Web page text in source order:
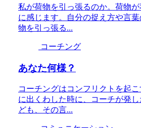
私が荷物を引っ張るのか。荷物
に感じます。自分の捉え方や言
物を引っ張る...
コーチング
あなた何様？
コーチングはコンフリクトを起
に出くわした時に、コーチが発
ども、その言...